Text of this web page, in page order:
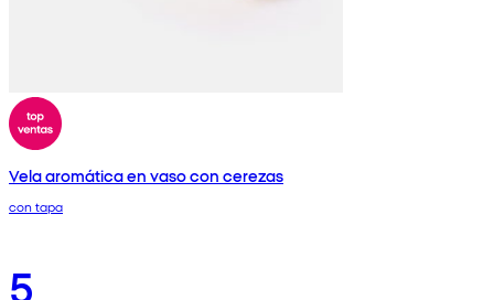
Vela aromática en vaso con cerezas
con tapa
5